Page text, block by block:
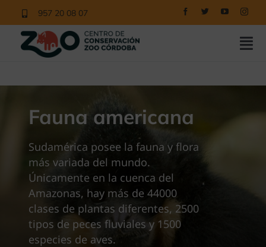
contenido
957 20 08 07
CONOCE EL ZOO
NUESTROS PROGRAMAS
EDUCACIÓN
NOTICIAS
CONTACTO
VISITAS
Fauna americana
Sudamérica posee la fauna y flora
más variada del mundo.
Únicamente en la cuenca del
Amazonas, hay más de 44000
clases de plantas diferentes, 2500
tipos de peces fluviales y 1500
especies de aves.